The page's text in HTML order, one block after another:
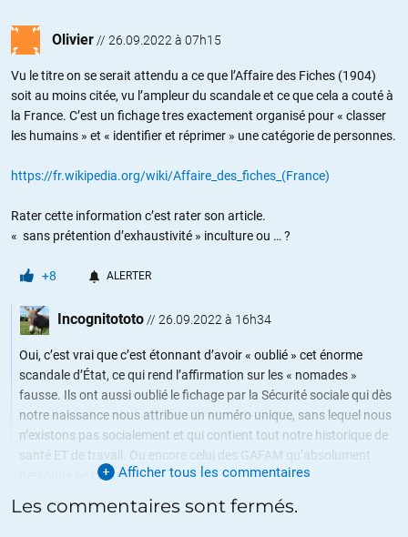
Olivier // 26.09.2022 à 07h15
Vu le titre on se serait attendu a ce que l’Affaire des Fiches (1904)
soit au moins citée, vu l’ampleur du scandale et ce que cela a couté à
la France. C’est un fichage tres exactement organisé pour « classer
les humains » et « identifier et réprimer » une catégorie de personnes.
https://fr.wikipedia.org/wiki/Affaire_des_fiches_(France)
Rater cette information c’est rater son article.
« sans prétention d’exhaustivité » inculture ou … ?
+8 ALERTER
Incognitototo // 26.09.2022 à 16h34
Oui, c’est vrai que c’est étonnant d’avoir « oublié » cet énorme
scandale d’État, ce qui rend l’affirmation sur les « nomades »
fausse. Ils ont aussi oublié le fichage par la Sécurité sociale qui dès
notre naissance nous attribue un numéro unique, sans lequel nous
n’existons pas socialement et qui contient tout notre historique de
santé ET de travail. Ou encore celui des GAFAM qu’absolument
personne ne contrôle…
Cependant, de là à en conclure que l’article est raté, faut pas
Afficher tous les commentaires
Les commentaires sont fermés.